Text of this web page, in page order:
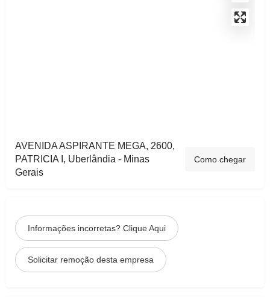
AVENIDA ASPIRANTE MEGA, 2600,
PATRICIA I, Uberlândia - Minas
Gerais
Como chegar
Informações incorretas? Clique Aqui
Solicitar remoção desta empresa